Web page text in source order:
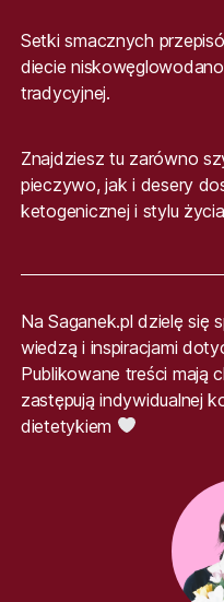
Setki smacznych
diecie
tradycyjnej.
Znajdziesz tu zarówno
pieczywo, jak i desery
ketogenicznej i stylu
Na Saganek.pl dzielę się
wiedzą i inspiracjami
Publikowane treści mają
zastępują indywidualnej
dietetykiem